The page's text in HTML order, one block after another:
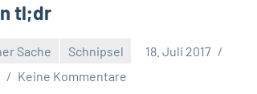
tl;dr
Sache Schnipsel
18. Juli 2017
Keine Kommentare